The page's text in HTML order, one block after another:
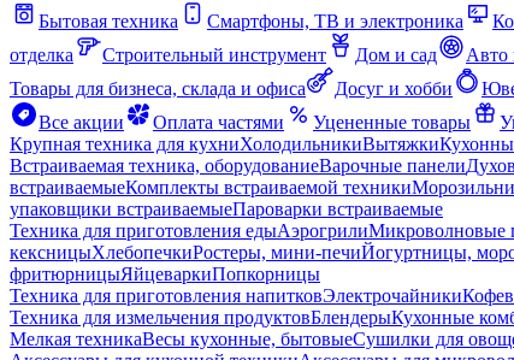
Бытовая техника Смартфоны, ТВ и электроника
отделка
Строительный инструмент Дом и сад Авто
Товары для бизнеса, склада и офиса
Досуг и хобби
Все акции
Оплата частями Уцененные товары
Крупная техника для кухниХолодильникиВытяжки
Встраиваемая техника, оборудованиеВарочные панели
встраиваемыеКомплекты встраиваемой техники
упаковщики встраиваемыеПароварки встраиваемые
Техника для приготовления едыАэрогрилиМикроволновые
кексницыХлебопечкиРостеры, мини-печиЙогуртницы,
фритюрницыЯйцеваркиПопкорницы
Техника для приготовления напитковЭлектрочайники
Техника для измельчения продуктовБлендерыКухонные
Мелкая техникаВесы кухонные, бытовыеСушилки для